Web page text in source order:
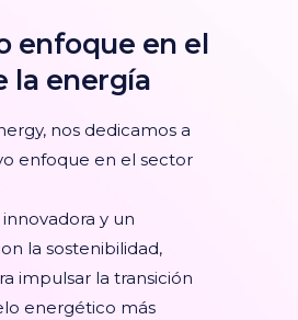
enfoque en el
la energía
nos dedicamos a
enfoque en el sector
y un
la sostenibilidad,
impulsar la transición
energético más